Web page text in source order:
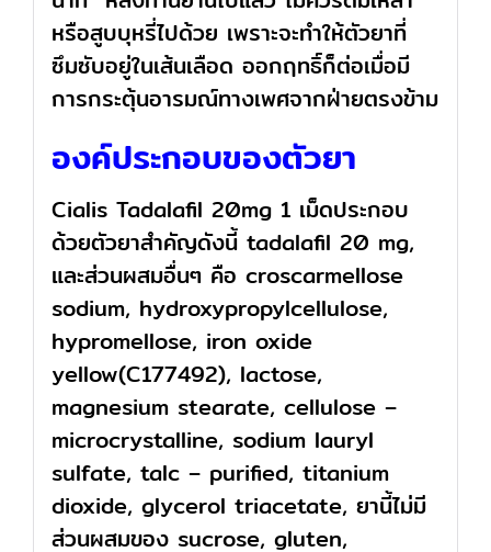
หรือสูบบุหรี่ไปด้วย เพราะจะทำให้ตัวยาที่
ซึมซับอยู่ในเส้นเลือด ออกฤทธิ์ก็ต่อเมื่อมี
การกระตุ้นอารมณ์ทางเพศจากฝ่ายตรงข้าม
องค์ประกอบของตัวยา
Cialis Tadalafil 20mg 1 เม็ดประกอบ
ด้วยตัวยาสำคัญดังนี้ tadalafil 20 mg,
และส่วนผสมอื่นๆ คือ croscarmellose
sodium, hydroxypropylcellulose,
hypromellose, iron oxide
yellow(C177492), lactose,
magnesium stearate, cellulose –
microcrystalline, sodium lauryl
sulfate, talc – purified, titanium
dioxide, glycerol triacetate, ยานี้ไม่มี
ส่วนผสมของ sucrose, gluten,